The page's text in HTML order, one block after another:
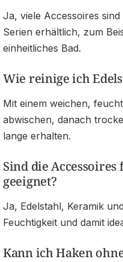
Ja, viele Accessoires
Serien erhältlich, zum
einheitliches Bad.
Wie reinige ich
Mit einem weichen,
abwischen, danach
lange erhalten.
Sind die
geeignet?
Ja, Edelstahl, Keramik
Feuchtigkeit und damit
Kann ich Haken